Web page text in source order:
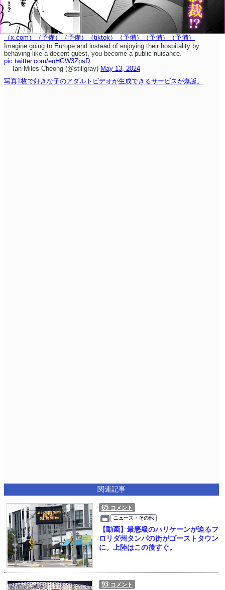
（x.com） （予備） （予備） （tiktok） （予備） （予備）
（予備）
Imagine going to Europe and instead of enjoying their hospitality by
behaving like a decent guest, you become a public nuisance.
pic.twitter.com/eoHGW3ZpsD
— Ian Miles Cheong (@stillgray) May 13, 2024
写真1枚で好きな子のアダルトビデオが生成できるサービスが爆誕。
関連記事
65 コメント
ニュース・その他
【動画】最悪級のハリケーンが迫るフ
ロリダ州タンパの街がゴーストタウン
に。上陸はこの後すぐ。
93 コメント